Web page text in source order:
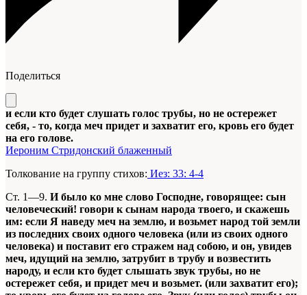
Поделиться
и если кто будет слушать голос трубы, но не остережет
себя, - то, когда меч придет и захватит его, кровь его будет
на его голове.
Иероним Стридонский блаженный
Толкование на группу стихов: Иез: 33: 4-4
Ст. 1—9. И было ко мне слово Господне, говорящее: сын
человеческий! говори к сынам народа твоего, и скажешь
им: если Я наведу меч на землю, и возьмет народ той земли
из последних своих одного человека (или из своих одного
человека) и поставит его стражем над собою, и он, увидев
меч, идущий на землю, затрубит в трубу и возвестить
народу, и если кто будет слышать звук трубы, но не
остережет себя, и придет меч и возьмет. (или захватит его);